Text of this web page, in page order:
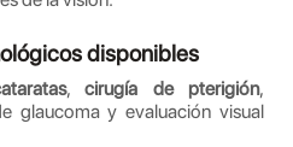
disponibles
,cirugía de pterigión,
glaucoma y evaluación visual